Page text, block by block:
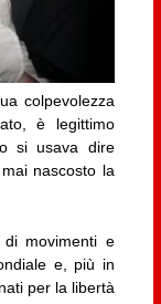
colpevolezza
è legittimo
si usava dire
nascosto la
di movimenti e
e, più in
per la libertà